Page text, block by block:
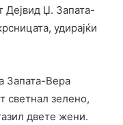
Дејвид Џ. Запата-
удирајќи
Запата-Вера
светнал зелено,
двете жени.